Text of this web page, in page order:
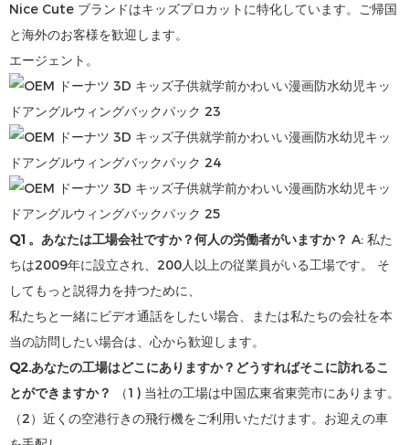
Nice Cute ブランドはキッズプロカットに特化しています。ご帰国
と海外のお客様を歓迎します。
エージェント。
Q1。あなたは工場会社ですか？何人の労働者がいますか？ A: 私た
ちは2009年に設立され、200人以上の従業員がいる工場です。 そ
してもっと説得力を持つために、
私たちと一緒にビデオ通話をしたい場合、または私たちの会社を本
当の訪問したい場合は、心から歓迎します。
Q2.あなたの工場はどこにありますか？どうすればそこに訪れるこ
とができますか？
（1) 当社の工場は中国広東省東莞市にあります。
（2）近くの空港行きの飛行機をご利用いただけます。お迎えの車